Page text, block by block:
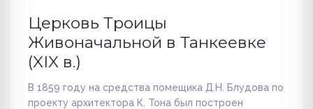
Церковь Троицы
Живоначальной в Танкеевке
(XIX в.)
В 1859 году на средства помещика Д.Н. Блудова по
проекту архитектора К. Тона был построен